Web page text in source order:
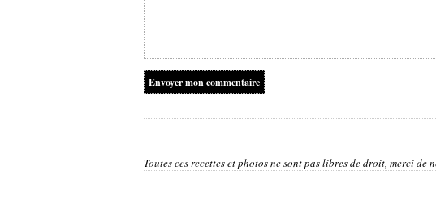
Toutes ces recettes et photos ne sont pas libres de droit, merci de